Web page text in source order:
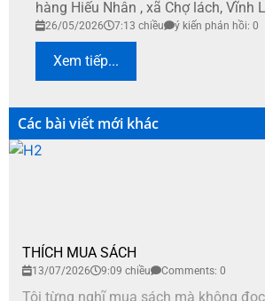
hàng Hiếu Nhân , xã Chợ lách, Vĩnh
26/05/2026 7:13 chiều ý kiến phản hồi: 0
Xem tiếp...
Các bài viết mới khác
THÍCH MUA SÁCH
13/07/2026 9:09 chiều Comments: 0
Tôi từng nghĩ mua sách mà không